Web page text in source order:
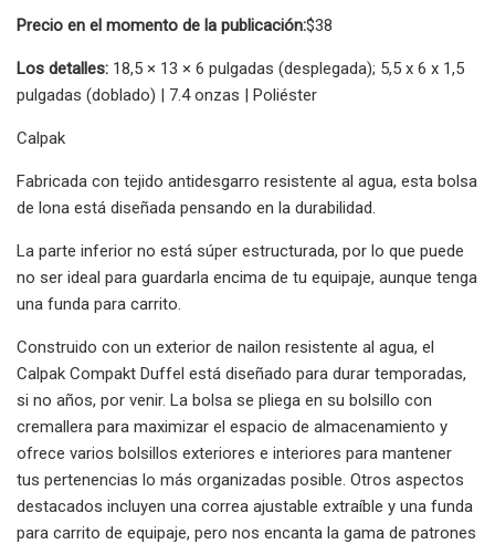
Precio en el momento de la publicación:$38
Los detalles: 18,5 × 13 × 6 pulgadas (desplegada); 5,5 x 6 x 1,5
pulgadas (doblado) | 7.4 onzas | Poliéster
Calpak
Fabricada con tejido antidesgarro resistente al agua, esta bolsa
de lona está diseñada pensando en la durabilidad.
La parte inferior no está súper estructurada, por lo que puede
no ser ideal para guardarla encima de tu equipaje, aunque tenga
una funda para carrito.
Construido con un exterior de nailon resistente al agua, el
Calpak Compakt Duffel está diseñado para durar temporadas,
si no años, por venir. La bolsa se pliega en su bolsillo con
cremallera para maximizar el espacio de almacenamiento y
ofrece varios bolsillos exteriores e interiores para mantener
tus pertenencias lo más organizadas posible. Otros aspectos
destacados incluyen una correa ajustable extraíble y una funda
para carrito de equipaje, pero nos encanta la gama de patrones